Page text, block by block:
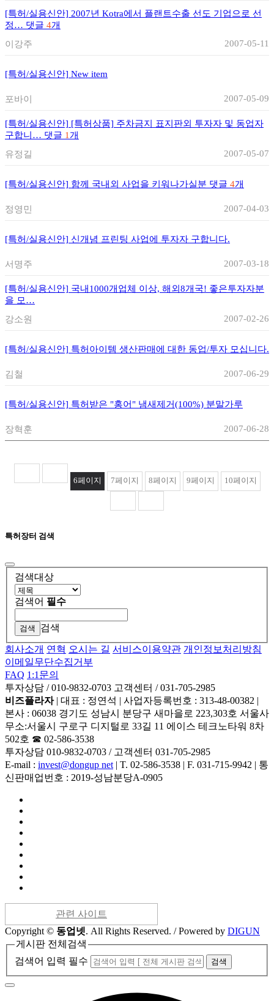
[특허/실용신안] 2007년 Kotra에서 플랜트수출 선도 기업으로 선
정… 댓글 4개
이강주
2007-05-11
[특허/실용신안] New item
포바이 2007-05-09
[특허/실용신안] [특허상품] 주차금지 표지판외 투자자 및 동업자
구합니… 댓글 1개
유정길
2007-05-07
[특허/실용신안] 함께 국내외 사업을 키워나가실분 댓글 4개
정영민 2007-04-03
[특허/실용신안] 신개념 프린팅 사업에 투자자 구합니다.
서명주 2007-03-18
[특허/실용신안] 국내1000개업체 이상, 해외8개국! 좋은투자자분
을 모…
강소원
2007-02-26
[특허/실용신안] 특허아이템 생산판매에 대한 동업/투자 모십니다.
김철 2007-06-29
[특허/실용신안] 특허받은 "홍어" 냄새제거(100%) 분말가루
장혁훈 2007-06-28
6페이지 7페이지 8페이지 9페이지 10페이지
특허장터 검색
검색대상
검색어 필수
검색
회사소개 연혁 오시는 길 서비스이용약관 개인정보처리방침
이메일무단수집거부
FAQ 1:1문의
투자상담 / 010-9832-0703 고객센터 / 031-705-2985
비즈플라자 | 대표 : 정연석 | 사업자등록번호 : 313-48-00382 |
본사 : 06038 경기도 성남시 분당구 새마을로 223,303호 서울사
무소:서울시 구로구 디지털로 33길 11 에이스 테크노타워 8차
502호 ☎ 02-586-3538
투자상담 010-9832-0703 / 고객센터 031-705-2985
E-mail : invest@dongup net | T. 02-586-3538 | F. 031-715-9942 | 통
신판매업번호 : 2019-성남분당A-0905
관련 사이트
Copyright © 동업넷. All Rights Reserved. / Powered by DIGUN
게시판 전체검색
검색어 입력 필수
검색